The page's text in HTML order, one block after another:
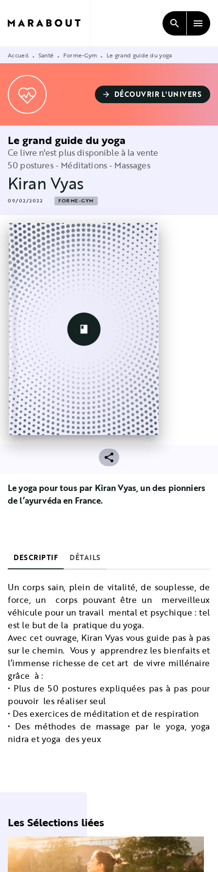
CONTENU
search menu
Accueil • Santé • Forme-Gym • Le grand guide du yoga
arrow_forward DÉCOUVRIR L'UNIVERS
Le grand guide du yoga
Ce livre n'est plus disponible à la vente
50 postures - Méditations - Massages
Kiran Vyas
09/02/2022 FORME-GYM
Le yoga pour tous par KiranVyas, un des pionniers
de l’ayurvéda en France.
DESCRIPTIF DÉTAILS
Un corps sain, plein de vitalité, de souplesse, de
force, un corps pouvant être un merveilleux
véhicule pour un travail mental et psychique : tel
est le but de la pratique du yoga.
Avec cet ouvrage, Kiran Vyas vous guide pas à pas
sur le chemin. Vous y apprendrez les bienfaits et
l’immense richesse de cet art de vivre millénaire
grâce à :
• Plus de 50 postures expliquées pas à pas pour
pouvoir les réaliser seul
• Des exercices de méditation et de respiration
• Des méthodes de massage par le yoga, yoga
nidra et yoga des yeux
Les Sélections liées